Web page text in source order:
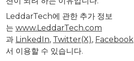
LeddarTech에 관한 추가 정보
는 www.LeddarTech.com
과 LinkedIn, Twitter(X), Facebook
서 이용할 수 있습니다.